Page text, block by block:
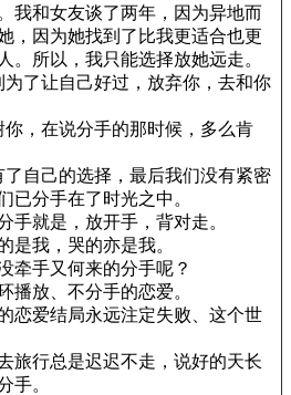
我和女友谈了两年，因为异地而
，因为她找到了比我更适合也更
。所以，我只能选择放她远走。
了让自己好过，放弃你，去和你
，在说分手的那时候，多么肯
自己的选择，最后我们没有紧密
已分手在了时光之中。
手就是，放开手，背对走。
是我，哭的亦是我。
牵手又何来的分手呢？
播放、不分手的恋爱。
恋爱结局永远注定失败、这个世
旅行总是迟迟不走，说好的天长
手。